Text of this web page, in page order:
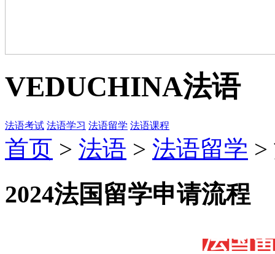
VEDUCHINA法语
法语考试 法语学习 法语留学 法语课程
首页 > 法语 > 法语留学 >
2024法国留学申请流程
法国